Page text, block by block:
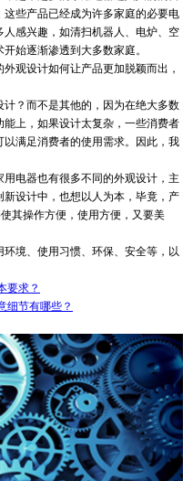
些产品已经成为许多家庭的必要电
感兴趣，如清扫机器人、电炉、空
始逐渐渗透到大多数家庭。
观设计如何让产品更加脱颖而出，
？而不是其他的，因为在绝大多数
上，如果设计太复杂，一些消费者
满足消费者的使用需求。因此，我
电器也有很多不同的外观设计，主
设计中，也想以人为本，毕竟，产
其操作方便，使用方便，又要美
境、使用习惯、环保、安全等，以
要求？
细节有哪些？